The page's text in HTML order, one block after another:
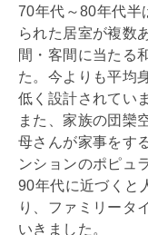
70年代～80年代半
られた 居室が複数
間・客間に当たる
た。今よりも平均
低く設計されてい
また、家族の団欒
母さんが家事をす
ンションのポピュ
90年代に近づくと
り、ファミリータ
いきました。